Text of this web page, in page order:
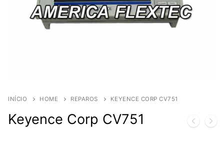
INÍCIO HOME REPAROS KEYENCE CORP CV751
Keyence Corp CV751